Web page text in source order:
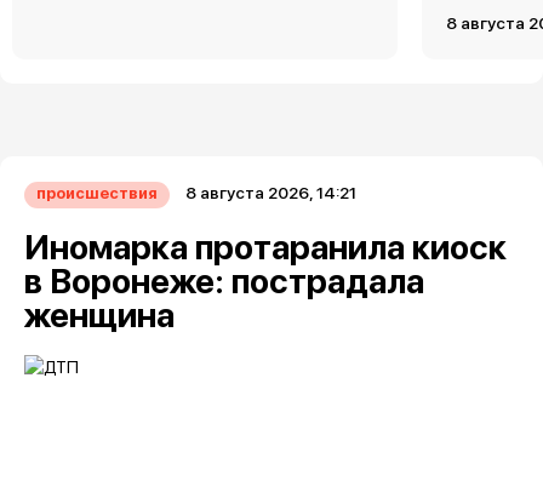
8 августа
происшествия 8 августа 2026, 14:21
Иномарка протаранила киоск
в Воронеже: пострадала
женщина